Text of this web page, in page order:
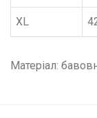
XL
Матеріал: